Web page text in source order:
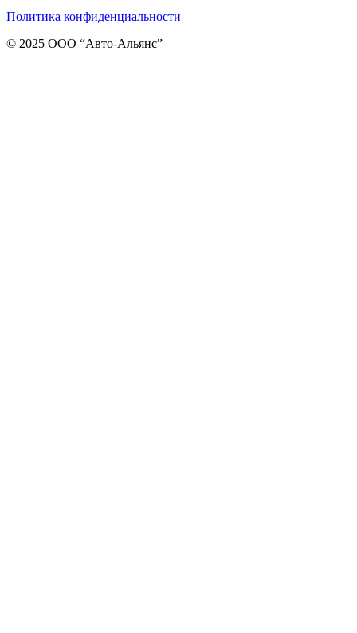
Политика конфиденциальности
© 2025 ООО “Авто-Альянс”